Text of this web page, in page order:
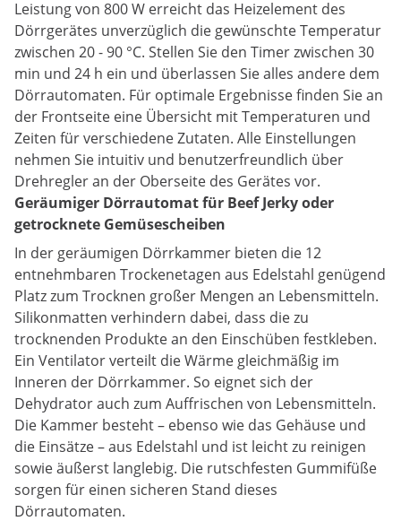
Leistung von 800 W erreicht das Heizelement des
Dörrgerätes unverzüglich die gewünschte Temperatur
zwischen 20 - 90 °C. Stellen Sie den Timer zwischen 30
min und 24 h ein und überlassen Sie alles andere dem
Dörrautomaten. Für optimale Ergebnisse finden Sie an
der Frontseite eine Übersicht mit Temperaturen und
Zeiten für verschiedene Zutaten. Alle Einstellungen
nehmen Sie intuitiv und benutzerfreundlich über
Drehregler an der Oberseite des Gerätes vor.
Geräumiger Dörrautomat für Beef Jerky oder
getrocknete Gemüsescheiben
In der geräumigen Dörrkammer bieten die 12
entnehmbaren Trockenetagen aus Edelstahl genügend
Platz zum Trocknen großer Mengen an Lebensmitteln.
Silikonmatten verhindern dabei, dass die zu
trocknenden Produkte an den Einschüben festkleben.
Ein Ventilator verteilt die Wärme gleichmäßig im
Inneren der Dörrkammer. So eignet sich der
Dehydrator auch zum Auffrischen von Lebensmitteln.
Die Kammer besteht – ebenso wie das Gehäuse und
die Einsätze – aus Edelstahl und ist leicht zu reinigen
sowie äußerst langlebig. Die rutschfesten Gummifüße
sorgen für einen sicheren Stand dieses
Dörrautomaten.